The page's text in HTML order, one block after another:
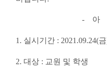
-
1. 실시기간 : 2021.09.24(금
2. 대상 : 교원 및 학생